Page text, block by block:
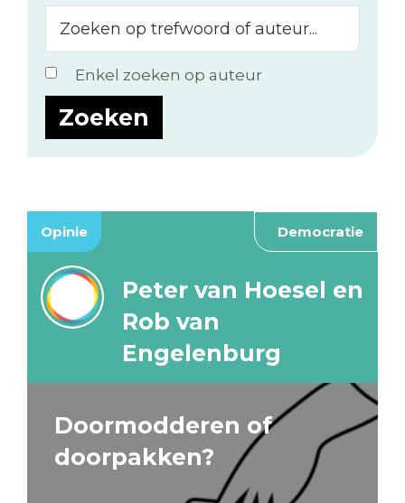
op
trefwoord
of
auteur...
Enkel zoeken op auteur
Opinie Democratie
Peter van Hoesel en
Rob van
Engelenburg
Doormodderen of
doorpakken?